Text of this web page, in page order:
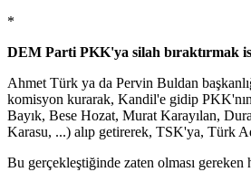
*
DEM Parti PKK'ya silah bıraktırmak
Ahmet Türk ya da Pervin Buldan
komisyon kurarak, Kandil'e gidip
Bayık, Bese Hozat, Murat Karayılan,
Karasu, ...) alıp getirerek, TSK'ya, Türk
Bu gerçekleştiğinde zaten olması gereken